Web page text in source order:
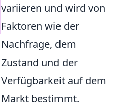
variieren und wird von
Faktoren wie der
Nachfrage, dem
Zustand und der
Verfügbarkeit auf dem
Markt bestimmt.